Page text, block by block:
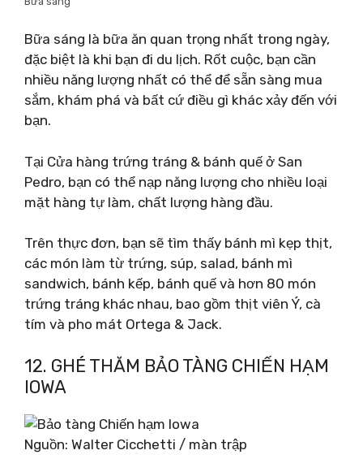
Bữa sáng là bữa ăn quan trọng nhất trong ngày,
đặc biệt là khi bạn đi du lịch. Rốt cuộc, bạn cần
nhiều năng lượng nhất có thể để sẵn sàng mua
sắm, khám phá và bất cứ điều gì khác xảy đến với
bạn.
Tại Cửa hàng trứng tráng & bánh quế ở San
Pedro, bạn có thể nạp năng lượng cho nhiều loại
mặt hàng tự làm, chất lượng hàng đầu.
Trên thực đơn, bạn sẽ tìm thấy bánh mì kẹp thịt,
các món làm từ trứng, súp, salad, bánh mì
sandwich, bánh kếp, bánh quế và hơn 80 món
trứng tráng khác nhau, bao gồm thịt viên Ý, cà
tím và pho mát Ortega & Jack.
12. GHÉ THĂM BẢO TÀNG CHIẾN HẠM
IOWA
Nguồn: Walter Cicchetti / màn trập